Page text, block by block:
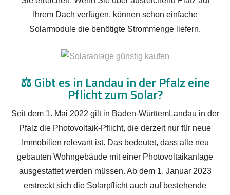
Ihrem Dach verfügen, können schon einfache
Solarmodule die benötigte Strommenge liefern.
⚖️Gibt es in Landau in der Pfalz eine
Pflicht zum Solar?
Seit dem 1. Mai 2022 gilt in Baden-WürttemLandau in der
Pfalz die Photovoltaik-Pflicht, die derzeit nur für neue
Immobilien relevant ist. Das bedeutet, dass alle neu
gebauten Wohngebäude mit einer Photovoltaikanlage
ausgestattet werden müssen. Ab dem 1. Januar 2023
erstreckt sich die Solarpflicht auch auf bestehende